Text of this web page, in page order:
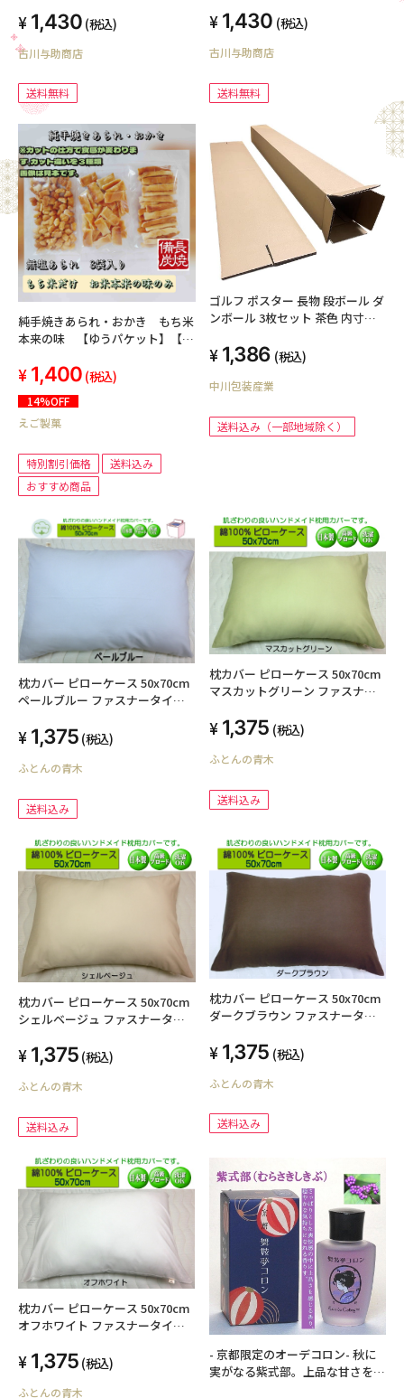
1,430 (税込)
古川与助商店
送料無料
1,430 (税込)
古川与助商店
送料無料
純手焼きあられ・おかき もち米
本来の味 【ゆうパケット】【送
1,400 (税込)
14%OFF
えご製菓
特別割引価格
送料込み
おすすめ商品
ゴルフ ポスター 長物 段ボール ダ
ンボール 3枚セット 茶色 内寸約
厚さ5mm 日本製 ゴルフクラブ
ポスター 長物 収納 梱包
1,386 (税込)
中川包装産業
送料込み（一部地域除く）
枕カバー ピローケース 50x70cm
ペールブルー ファスナータイプ
高級ブロード SWING COLOR 国
産生地 洗える ウォッシャブル ま
くらかばー マクラカバー オリジ
1,375 (税込)
ふとんの青木
送料込み
枕カバー ピローケース 50x70cm
マスカットグリーン ファスナー
ーズン 高級ブロード SWING
COLOR 国産生地 洗える ウォッシ
ャブル まくらかばー マクラカバ
1,375 (税込)
ふとんの青木
送料込み
枕カバー ピローケース 50x70cm
シェルベージュ ファスナータイ
ン 高級ブロード SWING COLOR
国産生地 洗える ウォッシャブル
まくらかばー マクラカバー オリ
1,375 (税込)
ふとんの青木
送料込み
枕カバー ピローケース 50x70cm
ダークブラウン ファスナータイ
ン 高級ブロード SWING COLOR
国産生地 洗える ウォッシャブル
まくらかばー マクラカバー オリ
1,375 (税込)
ふとんの青木
送料込み
枕カバー ピローケース 50x70cm
オフホワイト ファスナータイプ
高級ブロード SWING COLOR 国
産生地 洗える ウォッシャブル ま
くらかばー マクラカバー オリジ
1,375 (税込)
ふとんの青木
- 京都限定のオーデコロン- 秋に
実がなる紫式部。上品な甘さを感